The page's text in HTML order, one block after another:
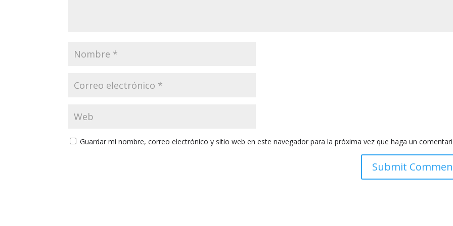
Guardar mi nombre, correo electrónico y sitio web en este navegador para la próxima vez que haga un